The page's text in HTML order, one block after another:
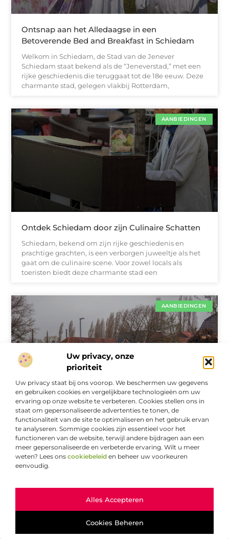
Uw privacy, onze
prioriteit
Uw privacy staat bij ons voorop. We beschermen uw gegevens
en gebruiken cookies en vergelijkbare technologieën om uw
ervaring op onze website te verbeteren. Cookies stellen ons in
staat om gepersonaliseerde advertenties te tonen, de
functionaliteit van de site te optimaliseren en het gebruik ervan
te analyseren. Sommige cookies zijn essentieel voor het
functioneren van de website, terwijl andere bijdragen aan een
meer gepersonaliseerde en verbeterde ervaring. Wilt u meer
weten? Lees ons cookiebeleid en beheer uw voorkeuren
eenvoudig.
Alles Accepteren
Cookies Beheren
Ontsnap aan het Alledaagse in een
Betoverende Bed and Breakfast in Schiedam
Welkom in Schiedam, de Stad van de Jenever
Schiedam staat bekend als de “Jeneverstad,” met een
rijke geschiedenis die teruggaat tot de 18e eeuw. Deze
charmante stad, gelegen vlakbij Rotterdam,
AANBIEDINGEN
Ontdek Schiedam door zijn Culinaire Schatten
Schiedam, bekend om zijn rijke geschiedenis en
prachtige grachten, is een verborgen juweeltje als het
gaat om de culinaire scene. Voor zowel locals als
toeristen biedt deze charmante stad een
AANBIEDINGEN
Ontdek het Laatste Nieuws in Schiedam voor
een Levendige Gemeenschap
Inleiding tot de Betekenis van Het Laatste Nieuws in
Schiedam Schiedam, een stad vol historie en charme, is
altijd in beweging. Voor lokale bewoners, toeristen en
ondernemers is het belangrijk